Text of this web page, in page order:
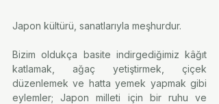
Japon kültürü, sanatlarıyla meşhurdur.
Bizim oldukça basite indirgediğimiz kâğıt
katlamak, ağaç yetiştirmek, çiçek
düzenlemek ve hatta yemek yapmak gibi
eylemler; Japon milleti için bir ruhu ve